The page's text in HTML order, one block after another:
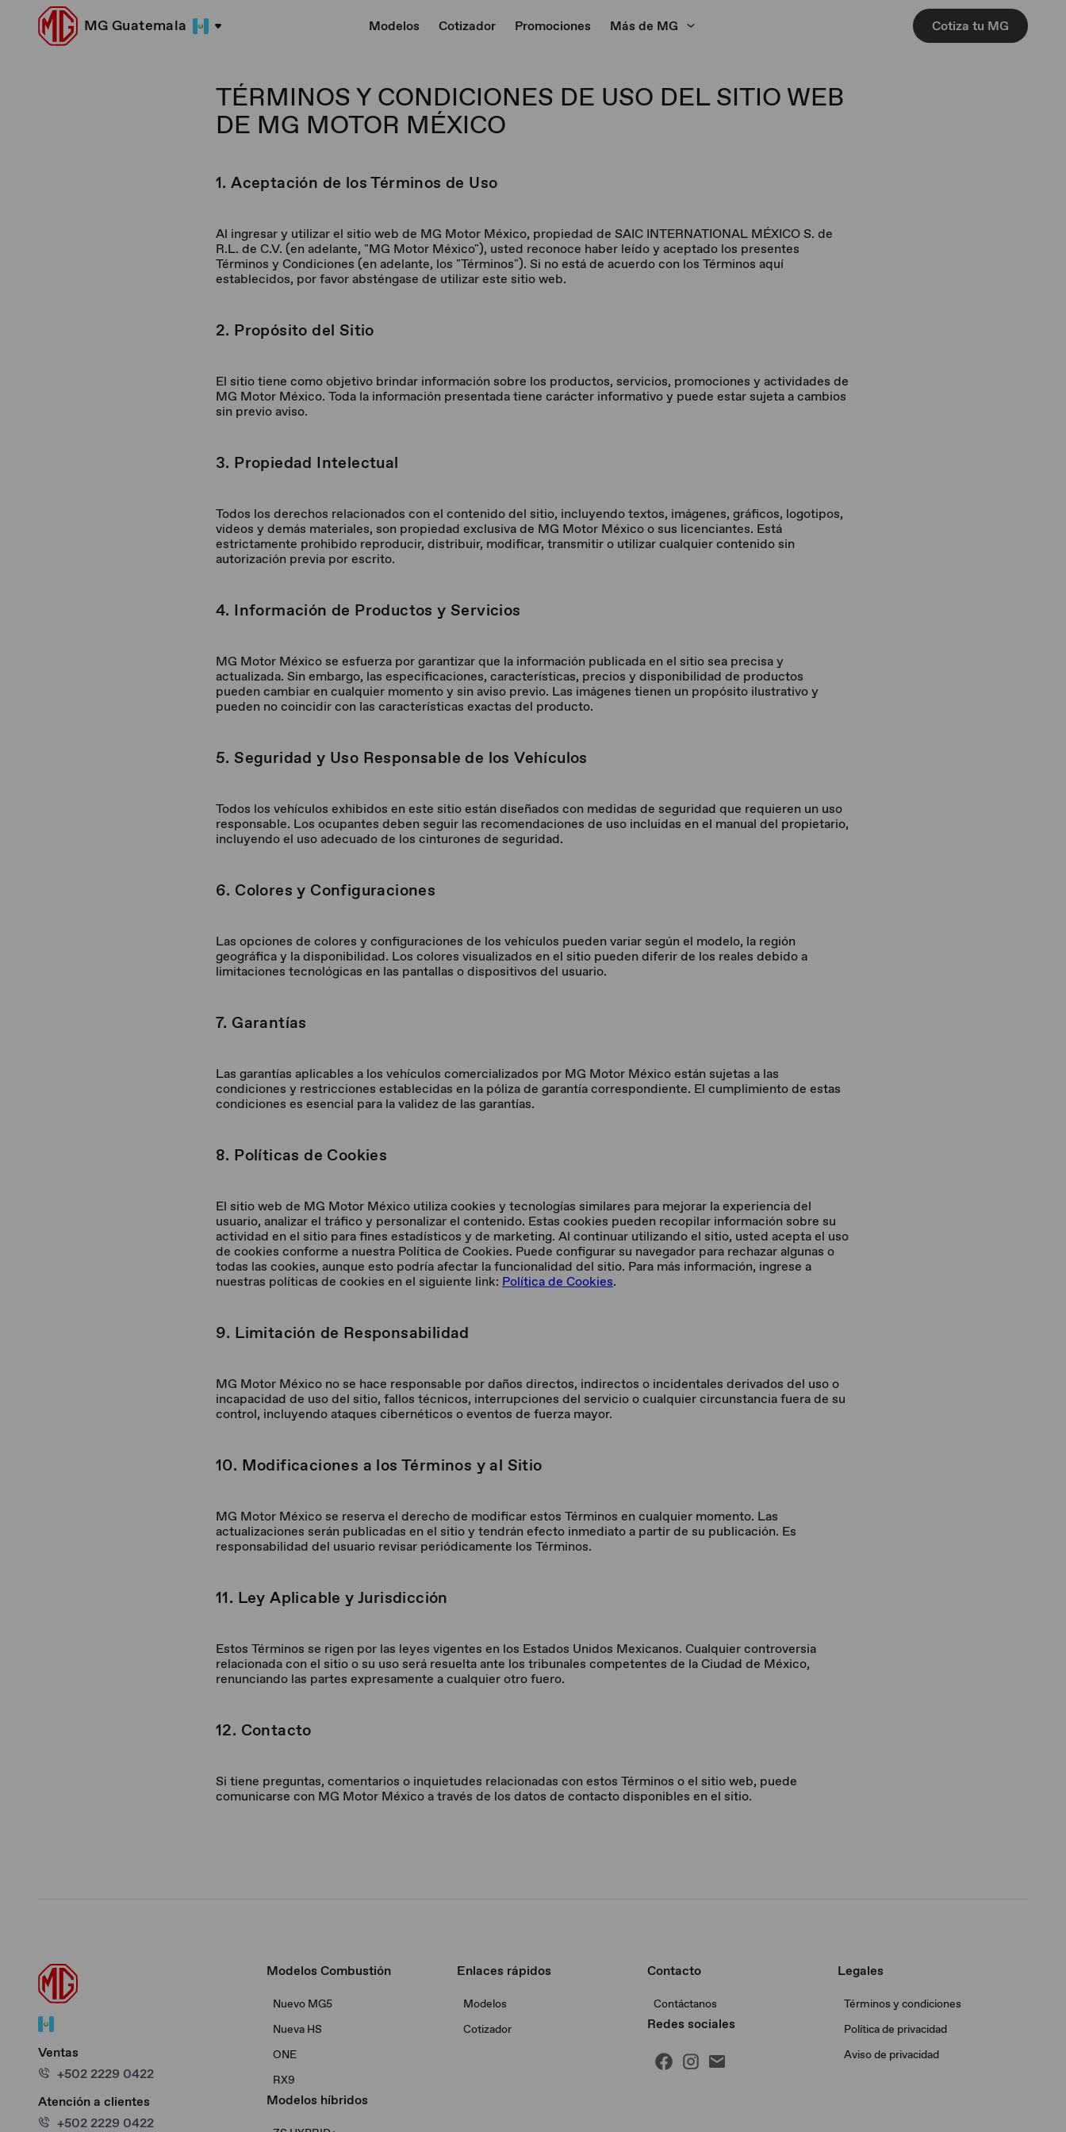
MG Guatemala Modelos Cotizador Promociones Más de MG Cotiza tu MG
TÉRMINOS Y CONDICIONES DE USO DEL SITIO WEB
DE MG MOTOR MÉXICO
1. Aceptación de los Términos de Uso
Al ingresar y utilizar el sitio web de MG Motor México, propiedad de SAIC INTERNATIONAL MÉXICO S. de
R.L. de C.V. (en adelante, "MG Motor México"), usted reconoce haber leído y aceptado los presentes
Términos y Condiciones (en adelante, los "Términos"). Si no está de acuerdo con los Términos aquí
establecidos, por favor absténgase de utilizar este sitio web.
2. Propósito del Sitio
El sitio tiene como objetivo brindar información sobre los productos, servicios, promociones y actividades de
MG Motor México. Toda la información presentada tiene carácter informativo y puede estar sujeta a cambios
sin previo aviso.
3. Propiedad Intelectual
Todos los derechos relacionados con el contenido del sitio, incluyendo textos, imágenes, gráficos, logotipos,
videos y demás materiales, son propiedad exclusiva de MG Motor México o sus licenciantes. Está
estrictamente prohibido reproducir, distribuir, modificar, transmitir o utilizar cualquier contenido sin
autorización previa por escrito.
4. Información de Productos y Servicios
MG Motor México se esfuerza por garantizar que la información publicada en el sitio sea precisa y
actualizada. Sin embargo, las especificaciones, características, precios y disponibilidad de productos
pueden cambiar en cualquier momento y sin aviso previo. Las imágenes tienen un propósito ilustrativo y
pueden no coincidir con las características exactas del producto.
5. Seguridad y Uso Responsable de los Vehículos
Todos los vehículos exhibidos en este sitio están diseñados con medidas de seguridad que requieren un uso
responsable. Los ocupantes deben seguir las recomendaciones de uso incluidas en el manual del propietario,
incluyendo el uso adecuado de los cinturones de seguridad.
6. Colores y Configuraciones
Las opciones de colores y configuraciones de los vehículos pueden variar según el modelo, la región
geográfica y la disponibilidad. Los colores visualizados en el sitio pueden diferir de los reales debido a
limitaciones tecnológicas en las pantallas o dispositivos del usuario.
7. Garantías
Las garantías aplicables a los vehículos comercializados por MG Motor México están sujetas a las
condiciones y restricciones establecidas en la póliza de garantía correspondiente. El cumplimiento de estas
condiciones es esencial para la validez de las garantías.
8. Políticas de Cookies
El sitio web de MG Motor México utiliza cookies y tecnologías similares para mejorar la experiencia del
usuario, analizar el tráfico y personalizar el contenido. Estas cookies pueden recopilar información sobre su
actividad en el sitio para fines estadísticos y de marketing. Al continuar utilizando el sitio, usted acepta el uso
de cookies conforme a nuestra Política de Cookies. Puede configurar su navegador para rechazar algunas o
todas las cookies, aunque esto podría afectar la funcionalidad del sitio. Para más información, ingrese a
nuestras políticas de cookies en el siguiente link: Política de Cookies.
9. Limitación de Responsabilidad
MG Motor México no se hace responsable por daños directos, indirectos o incidentales derivados del uso o
incapacidad de uso del sitio, fallos técnicos, interrupciones del servicio o cualquier circunstancia fuera de su
control, incluyendo ataques cibernéticos o eventos de fuerza mayor.
10. Modificaciones a los Términos y al Sitio
MG Motor México se reserva el derecho de modificar estos Términos en cualquier momento. Las
actualizaciones serán publicadas en el sitio y tendrán efecto inmediato a partir de su publicación. Es
responsabilidad del usuario revisar periódicamente los Términos.
11. Ley Aplicable y Jurisdicción
Estos Términos se rigen por las leyes vigentes en los Estados Unidos Mexicanos. Cualquier controversia
relacionada con el sitio o su uso será resuelta ante los tribunales competentes de la Ciudad de México,
renunciando las partes expresamente a cualquier otro fuero.
12. Contacto
Si tiene preguntas, comentarios o inquietudes relacionadas con estos Términos o el sitio web, puede
comunicarse con MG Motor México a través de los datos de contacto disponibles en el sitio.
Ventas
+502 2229 0422
Atención a clientes
+502 2229 0422
Modelos Combustión
Nuevo MG5
Nueva HS
ONE
RX9
Modelos híbridos
Enlaces rápidos
Modelos
Cotizador
Contacto
Contáctanos
Redes sociales
Legales
Términos y condiciones
Política de privacidad
Aviso de privacidad